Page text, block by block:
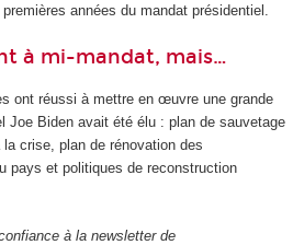
années du mandat présidentiel.
à mi-mandat, mais…
ont réussi à mettre en œuvre une grande
Joe Biden avait été élu : plan de sauvetage
la crise, plan de rénovation des
pays et politiques de reconstruction
à la newsletter de